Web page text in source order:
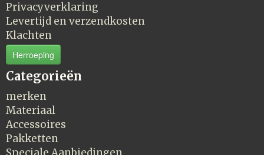
Privacyverklaring
Levertijd en verzendkosten
Klachten
Herroeping
Categorieën
merken
Materiaal
Accessoires
Pakketten